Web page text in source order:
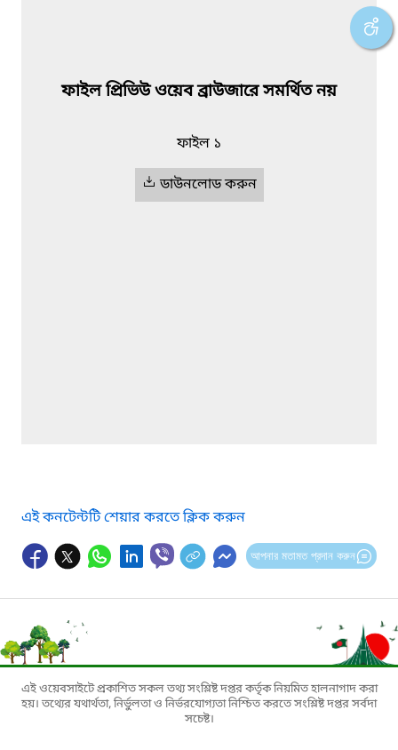
ফাইল প্রিভিউ ওয়েব ব্রাউজারে সমর্থিত নয়
ফাইল ১
ডাউনলোড করুন
এই কনটেন্টটি শেয়ার করতে ক্লিক করুন
আপনার মতামত প্রদান করুন
এই ওয়েবসাইটে প্রকাশিত সকল তথ্য সংশ্লিষ্ট দপ্তর কর্তৃক নিয়মিত হালনাগাদ করা
হয়। তথ্যের যথার্থতা, নির্ভুলতা ও নির্ভরযোগ্যতা নিশ্চিত করতে সংশ্লিষ্ট দপ্তর সর্বদা
সচেষ্ট।